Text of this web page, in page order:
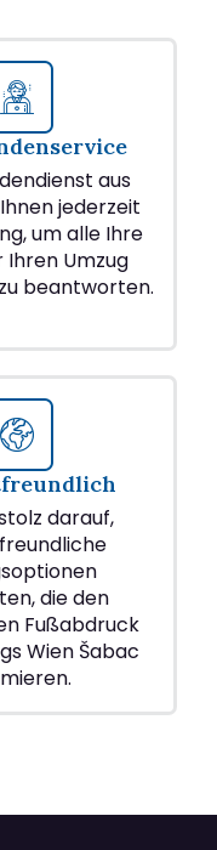
aus
jederzeit
um alle Ihre
Ihren Umzug
beantworten.
darauf,
die den
Fußabdruck
Wien Šabac